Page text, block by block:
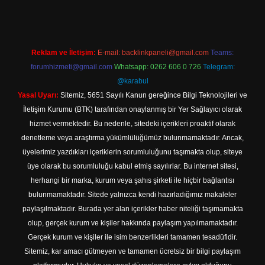
Reklam ve İletişim: E-mail: backlinkpaneli@gmail.com Teams:
forumhizmeti@gmail.com Whatsapp: 0262 606 0 726 Telegram:
@karabul
Yasal Uyarı: Sitemiz, 5651 Sayılı Kanun gereğince Bilgi Teknolojileri ve
İletişim Kurumu (BTK) tarafından onaylanmış bir Yer Sağlayıcı olarak
hizmet vermektedir. Bu nedenle, sitedeki içerikleri proaktif olarak
denetleme veya araştırma yükümlülüğümüz bulunmamaktadır. Ancak,
üyelerimiz yazdıkları içeriklerin sorumluluğunu taşımakta olup, siteye
üye olarak bu sorumluluğu kabul etmiş sayılırlar. Bu internet sitesi,
herhangi bir marka, kurum veya şahıs şirketi ile hiçbir bağlantısı
bulunmamaktadır. Sitede yalnızca kendi hazırladığımız makaleler
paylaşılmaktadır. Burada yer alan içerikler haber niteliği taşımamakta
olup, gerçek kurum ve kişiler hakkında paylaşım yapılmamaktadır.
Gerçek kurum ve kişiler ile isim benzerlikleri tamamen tesadüfidir.
Sitemiz, kar amacı gütmeyen ve tamamen ücretsiz bir bilgi paylaşım